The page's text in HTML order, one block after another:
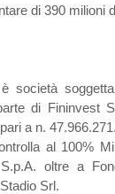
di 390 milioni
società
di Fininvest
a n. 47.966.271.
al 100%
oltre a
Srl.